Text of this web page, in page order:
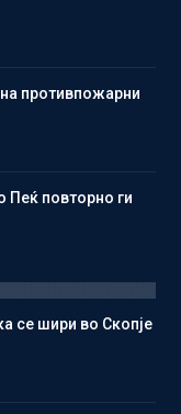
противпожарни
Пеќ повторно ги
се шири во Скопје